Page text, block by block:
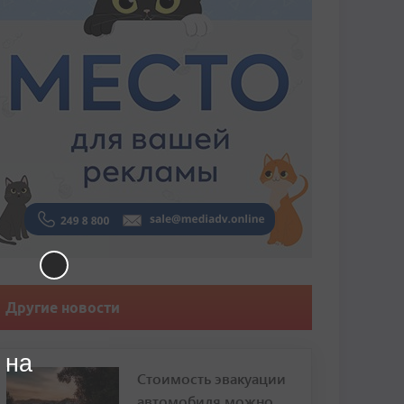
Другие новости
Стоимость эвакуации